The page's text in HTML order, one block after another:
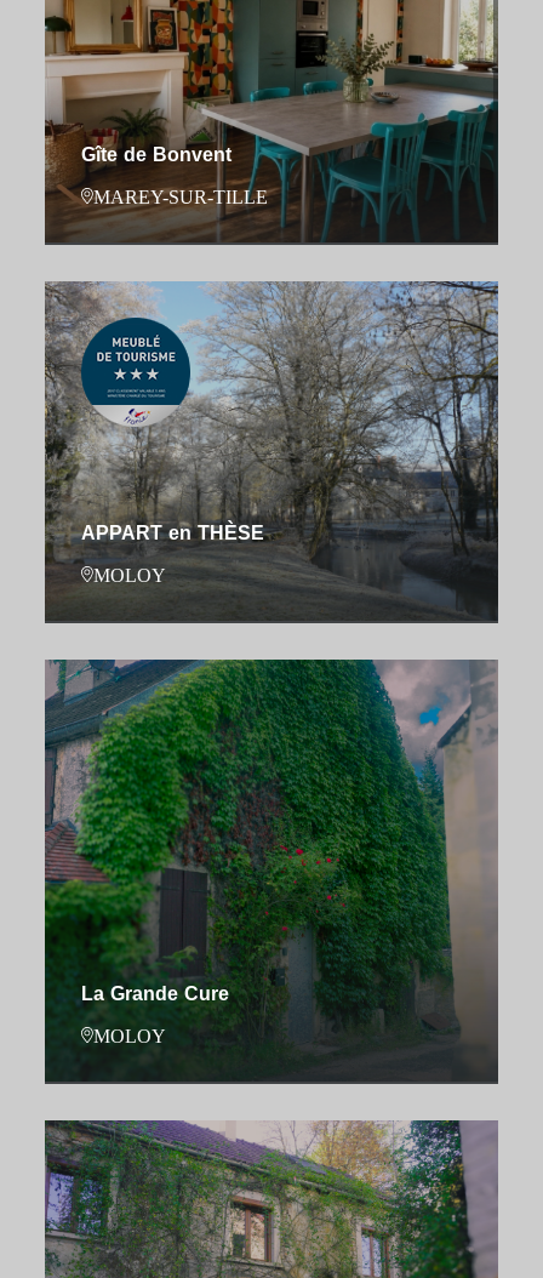
Gîte de Bonvent
MAREY-SUR-TILLE
APPART en THÈSE
MOLOY
La Grande Cure
MOLOY